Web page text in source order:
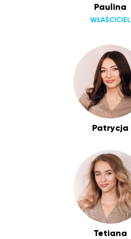
Paulina
WŁAŚCICIEL
Patrycja
Tetiana